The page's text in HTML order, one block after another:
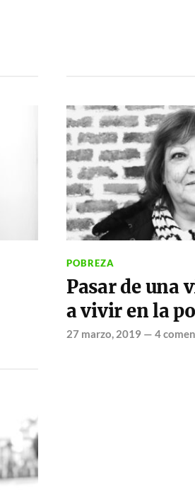
POBREZA
Pasar de una
a vivir en la
27 marzo, 2019— 4